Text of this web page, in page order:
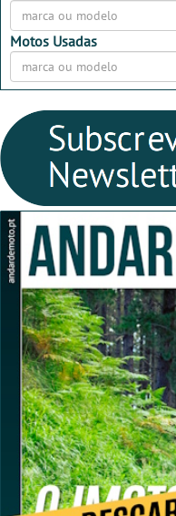
Motos Usadas